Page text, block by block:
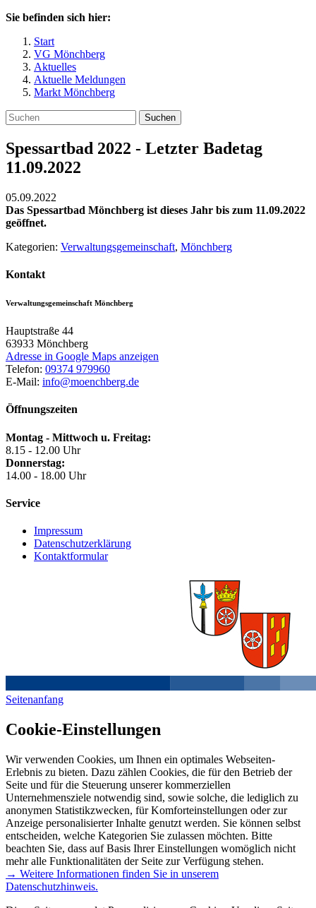
Sie befinden sich hier:
Start
VG Mönchberg
Aktuelles
Aktuelle Meldungen
Markt Mönchberg
Suchen
Spessartbad 2022 - Letzter Badetag
11.09.2022
05.09.2022
Das Spessartbad Mönchberg ist dieses Jahr bis zum 11.09.2022
geöffnet.
Kategorien: Verwaltungsgemeinschaft, Mönchberg
Kontakt
Verwaltungsgemeinschaft Mönchberg
Hauptstraße 44
63933 Mönchberg
Adresse in Google Maps anzeigen
Telefon: 09374 979960
E-Mail: info@moenchberg.de
Öffnungszeiten
Montag - Mittwoch u. Freitag:
8.15 - 12.00 Uhr
Donnerstag:
14.00 - 18.00 Uhr
Service
Impressum
Datenschutzerklärung
Kontaktformular
Seitenanfang
Cookie-Einstellungen
Wir verwenden Cookies, um Ihnen ein optimales Webseiten-
Erlebnis zu bieten. Dazu zählen Cookies, die für den Betrieb der
Seite und für die Steuerung unserer kommerziellen
Unternehmensziele notwendig sind, sowie solche, die lediglich zu
anonymen Statistikzwecken, für Komforteinstellungen oder zur
Anzeige personalisierter Inhalte genutzt werden. Sie können selbst
entscheiden, welche Kategorien Sie zulassen möchten. Bitte
beachten Sie, dass auf Basis Ihrer Einstellungen womöglich nicht
mehr alle Funktionalitäten der Seite zur Verfügung stehen.
→ Weitere Informationen finden Sie in unserem
Datenschutzhinweis.